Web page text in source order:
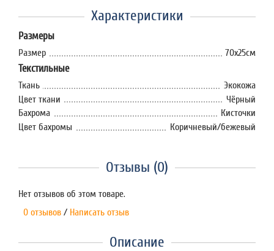
Характеристики
Размеры
Размер 70х25см
Текстильные
Ткань
Экокожа
Цвет ткани
Чёрный
Бахрома
Кисточки
Цвет бахромы
Коричневый/бежевый
Отзывы (0)
Нет отзывов об этом товаре.
0 отзывов / Написать отзыв
Описание